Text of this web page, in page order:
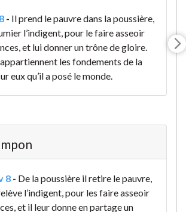
- Il prend le pauvre dans la poussière,
l’indigent, pour le faire asseoir
et lui donner un trône de gloire.
les fondements de la
eux qu’il a posé le monde.
8 - De la poussière il retire le pauvre,
l’indigent, pour les faire asseoir
et il leur donne en partage un